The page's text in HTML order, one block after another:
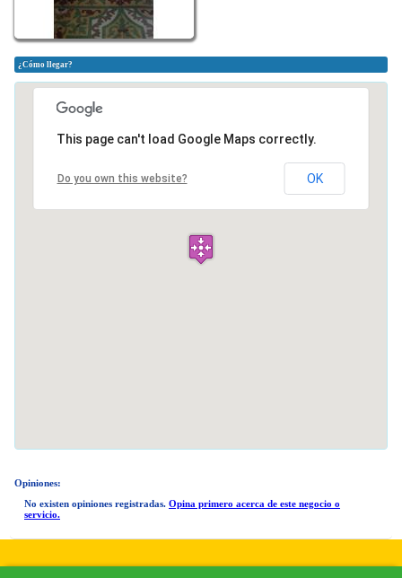
¿Cómo llegar?
This page can't load Google Maps correctly.
Do you own this website? OK
Opiniones:
No existen opiniones registradas. Opina primero acerca de este negocio o
servicio.